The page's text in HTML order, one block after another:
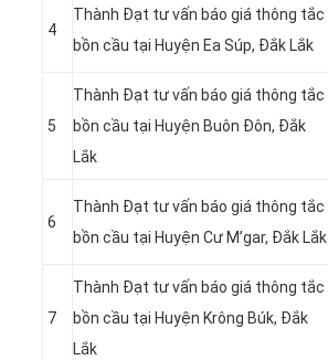
4
Thành Đạt tư vấn báo giá thông tắc
bồn cầu tại Huyện Ea Súp, Đắk Lắk
5
Thành Đạt tư vấn báo giá thông tắc
bồn cầu tại Huyện Buôn Đôn, Đắk
Lắk
6
Thành Đạt tư vấn báo giá thông tắc
bồn cầu tại Huyện Cư M’gar, Đắk Lắk
7
Thành Đạt tư vấn báo giá thông tắc
bồn cầu tại Huyện Krông Búk, Đắk
Lắk